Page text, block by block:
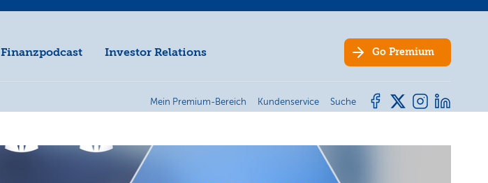
Finanzpodcast Investor Relations Go Premium
Mein Premium-Bereich Kundenservice Suche